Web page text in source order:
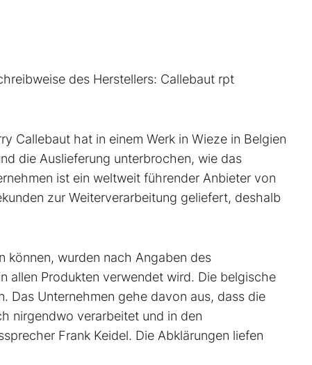
des Herstellers: Callebaut rpt
Callebaut hat in einem Werk in Wieze in Belgien
die Auslieferung unterbrochen, wie das
ist ein weltweit führender Anbieter von
zur Weiterverarbeitung geliefert, deshalb
können, wurden nach Angaben des
allen Produkten verwendet wird. Die belgische
Das Unternehmen gehe davon aus, dass die
nirgendwo verarbeitet und in den
Frank Keidel. Die Abklärungen liefen